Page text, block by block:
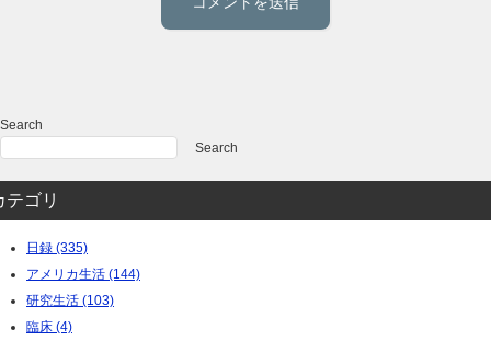
Search
Search
テゴリ
日録 (335)
アメリカ生活 (144)
研究生活 (103)
臨床 (4)